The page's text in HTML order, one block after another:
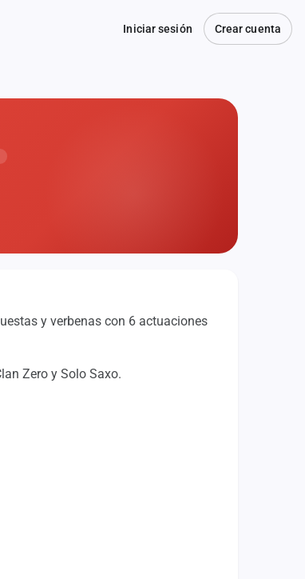
Iniciar sesión Crear cuenta
y verbenas con 6 actuaciones
Zero y Solo Saxo.